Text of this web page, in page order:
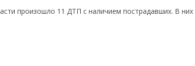
произошло 11 ДТП с наличием пострадавших. В них